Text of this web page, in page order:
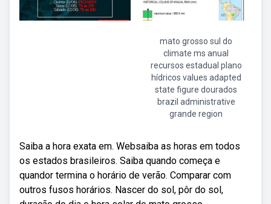
mato grosso sul do
climate ms anual
recursos estadual plano
hídricos values adapted
state figure dourados
brazil administrative
grande region
Saiba a hora exata em. Websaiba as horas em todos
os estados brasileiros. Saiba quando começa e
quandor termina o horário de verão. Comparar com
outros fusos horários. Nascer do sol, pôr do sol,